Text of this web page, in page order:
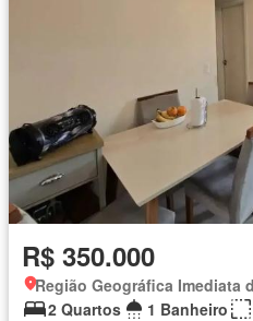
R$ 350.000
2 Quartos
1 Banheiro